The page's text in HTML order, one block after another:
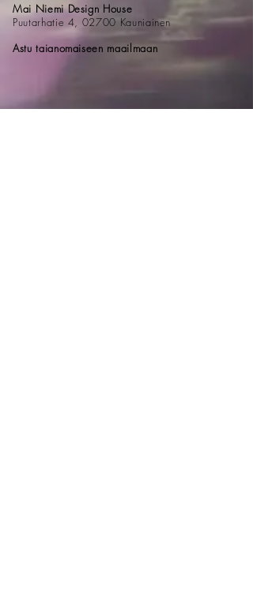
Mai Niemi Design House
Puutarhatie 4, 02700 Kauniainen
Astu taianomaiseen maailmaan